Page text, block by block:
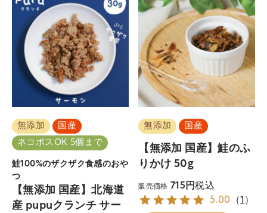
無添加
国産
ネコポスOK 5個まで
鮭100%のザクザク食感のおや
つ
【無添加 国産】北海道
産 pupuクランチ サー
無添加 国産
【無添加 国産】鮭のふ
りかけ 50g
販売価格 715 税込
5.00 （1 ）